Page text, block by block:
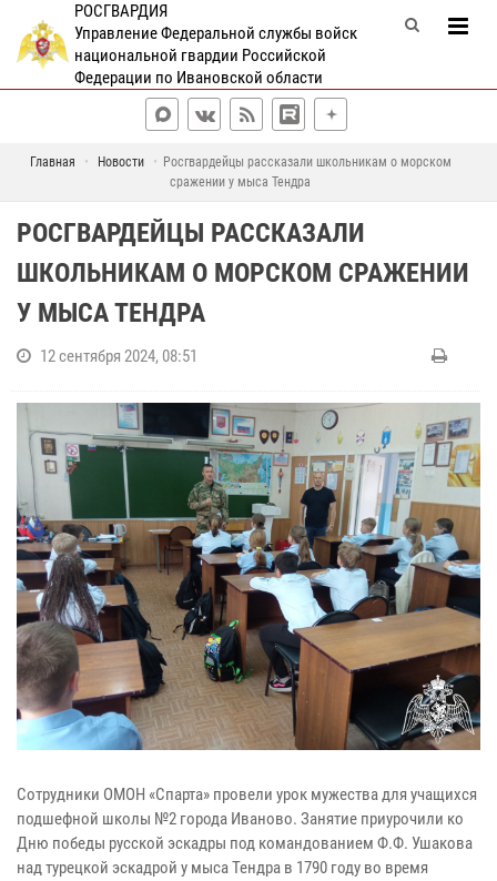
РОСГВАРДИЯ
Управление Федеральной службы войск
национальной гвардии Российской
Федерации по Ивановской области
Главная Новости
Росгвардейцы рассказали школьникам о морском
сражении у мыса Тендра
РОСГВАРДЕЙЦЫ РАССКАЗАЛИ
ШКОЛЬНИКАМ О МОРСКОМ СРАЖЕНИИ
У МЫСА ТЕНДРА
12 сентября 2024, 08:51
Сотрудники ОМОН «Спарта» провели урок мужества для учащихся
подшефной школы №2 города Иваново. Занятие приурочили ко
Дню победы русской эскадры под командованием Ф.Ф. Ушакова
над турецкой эскадрой у мыса Тендра в 1790 году во время